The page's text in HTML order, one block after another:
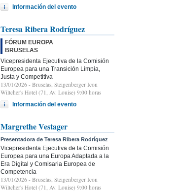
Información del evento
Teresa Ribera Rodríguez
FÓRUM EUROPA
BRUSELAS
Vicepresidenta Ejecutiva de la Comisión
Europea para una Transición Limpia,
Justa y Competitiva
13/01/2026 - Bruselas, Steigenberger Icon
Wiltcher's Hotel (71, Av. Louise) 9:00 horas
Información del evento
Margrethe Vestager
Presentadora de Teresa Ribera Rodríguez
Vicepresidenta Ejecutiva de la Comisión
Europea para una Europa Adaptada a la
Era Digital y Comisaria Europea de
Competencia
13/01/2026 - Bruselas, Steigenberger Icon
Wiltcher's Hotel (71, Av. Louise) 9:00 horas